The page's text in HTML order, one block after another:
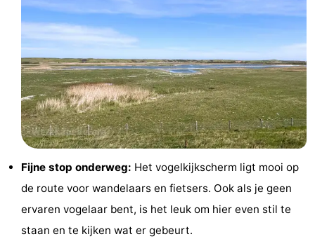
Zwembaden
Fietsen
Wandelen
Paardrijden
Golfbanen
Delta-
paravliegen
Eten
drinken
Evenementen
Ringrijden
Fijne stop onderweg: Het vogelkijkscherm ligt mooi op
de route voor wandelaars en fietsers. Ook als je geen
ervaren vogelaar bent, is het leuk om hier even stil te
staan en te kijken wat er gebeurt.